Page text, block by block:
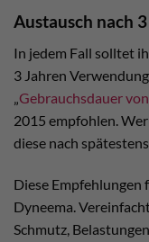
Austausch nach
In jedem Fall solltet
3 Jahren
„Gebrauchsdauer
2015 empfohlen.
diese nach
Diese
Dyneema.
Schmutz,